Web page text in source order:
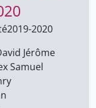
2019-2020
Jérôme
Samuel